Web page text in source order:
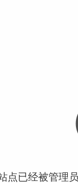
点已经被管理